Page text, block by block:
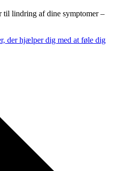
til lindring af dine symptomer –
der hjælper dig med at føle dig